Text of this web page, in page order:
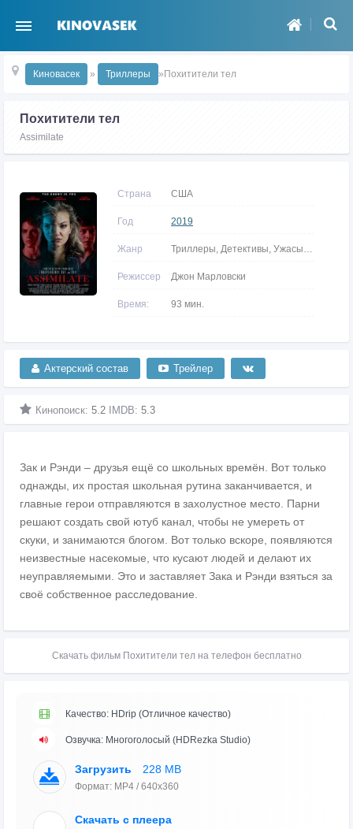
Киновасек » Триллеры »Похитители тел
Похитители тел
Assimilate
Страна США
Год 2019
Жанр Триллеры, Детективы, Ужасы, Фантастика
Режиссер Джон Марловски
Время: 93 мин.
Актерский состав Трейлер
Кинопоиск: 5.2 IMDB: 5.3
Зак и Рэнди – друзья ещё со школьных времён. Вот только
однажды, их простая школьная рутина заканчивается, и
главные герои отправляются в захолустное место. Парни
решают создать свой ютуб канал, чтобы не умереть от
скуки, и занимаются блогом. Вот только вскоре, появляются
неизвестные насекомые, что кусают людей и делают их
неуправляемыми. Это и заставляет Зака и Рэнди взяться за
своё собственное расследование.
Скачать фильм Похитители тел на телефон бесплатно
Качество: HDrip (Отличное качество)
Озвучка: Многоголосый (HDRezka Studio)
Загрузить 228 MB
Формат: MP4 / 640x360
Скачать с плеера